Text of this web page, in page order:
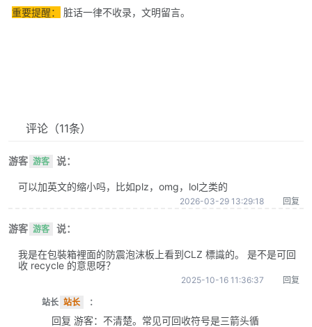
重要提醒： 脏话一律不收录，文明留言。
评论 （11条）
游客 游客 说：
可以加英文的缩小吗，比如plz，omg，lol之类的
2026-03-29 13:29:18 回复
游客 游客 说：
我是在包裝箱裡面的防震泡沫板上看到CLZ 標識的。 是不是可回
收 recycle 的意思呀？
2025-10-16 11:36:37 回复
站长 站长 ：
回复 游客：不清楚。常见可回收符号是三箭头循